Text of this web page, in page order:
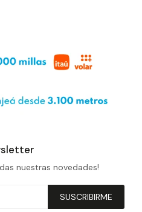
nuestras novedades!
SUSCRIBIRME